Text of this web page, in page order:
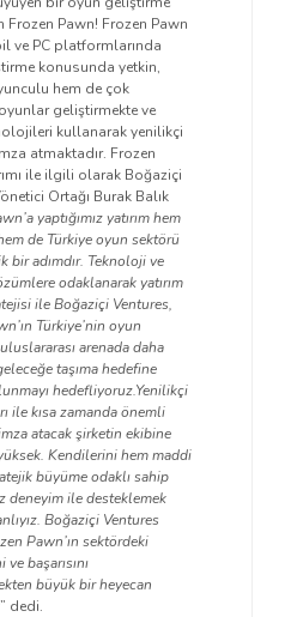
Frozen Pawn! Frozen Pawn
ve PC platformlarında
konusunda yetkin,
hem de çok
geliştirmekte ve
kullanarak yenilikçi
atmaktadır. Frozen
ile ilgili olarak Boğaziçi
Ortağı Burak Balık
yaptığımız yatırım hem
de Türkiye oyun sektörü
bir adımdır. Teknoloji ve
odaklanarak yatırım
ile Boğaziçi Ventures,
Türkiye’nin oyun
arenada daha
taşıma hedefine
hedefliyoruz.Yenilikçi
ile kısa zamanda önemli
atacak şirketin ekibine
Kendilerini hem maddi
büyüme odaklı sahip
deneyim ile desteklemek
Boğaziçi Ventures
Pawn’ın sektördeki
başarısını
büyük bir heyecan
” dedi.